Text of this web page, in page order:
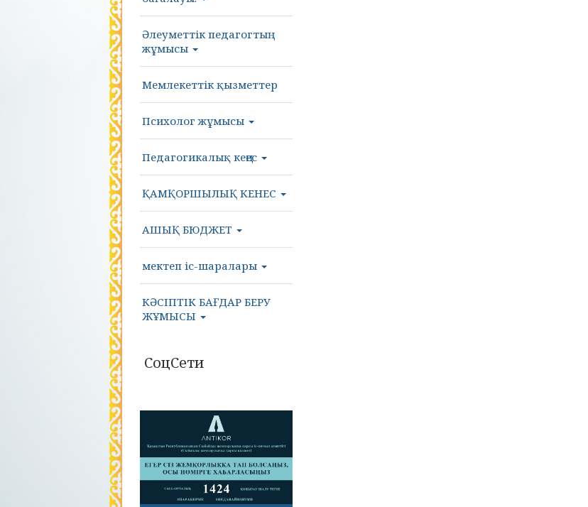
Әлеуметтік педагогтың
жұмысы
Мемлекеттік қызметтер
Психолог жұмысы
Педагогикалық кеңес
ҚАМҚОРШЫЛЫҚ КЕНЕС
АШЫҚ БЮДЖЕТ
мектеп іс-шаралары
КӘСІПТІК БАҒДАР БЕРУ
ЖҰМЫСЫ
СоцСети